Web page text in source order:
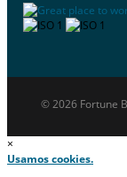
© 2026 Fortune
×
Usamos cookies.